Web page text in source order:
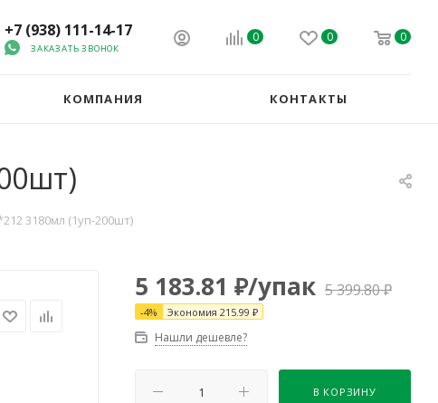
+7 (938) 111-14-17
ЗАКАЗАТЬ ЗВОНОК
0 0 0
КОМПАНИЯ КОНТАКТЫ
3180мл (1уп-200шт)
5 183.81 ₽/упак 5 399.80₽
-4% Экономия 215.99 ₽
Нашли дешевле?
В КОРЗИНУ